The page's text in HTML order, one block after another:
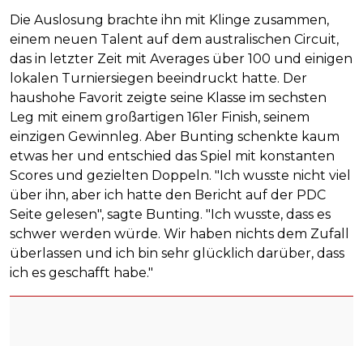
Die Auslosung brachte ihn mit Klinge zusammen,
einem neuen Talent auf dem australischen Circuit,
das in letzter Zeit mit Averages über 100 und einigen
lokalen Turniersiegen beeindruckt hatte. Der
haushohe Favorit zeigte seine Klasse im sechsten
Leg mit einem großartigen 161er Finish, seinem
einzigen Gewinnleg. Aber Bunting schenkte kaum
etwas her und entschied das Spiel mit konstanten
Scores und gezielten Doppeln. "Ich wusste nicht viel
über ihn, aber ich hatte den Bericht auf der PDC
Seite gelesen", sagte Bunting. "Ich wusste, dass es
schwer werden würde. Wir haben nichts dem Zufall
überlassen und ich bin sehr glücklich darüber, dass
ich es geschafft habe."